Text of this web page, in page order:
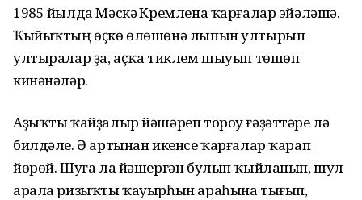
1985 йылда Мәскәү Кремлена ҡарғалар эйәләшә.
Ҡыйыҡтың өҫкө өлөшөнә лыпын ултырып
ултыралар ҙа, аҫҡа тиклем шыуып төшөп
кинәнәләр.
Аҙыҡты ҡайҙалыр йәшәреп тороу ғәҙәттәре лә
билдәле. Ә артынан икенсе ҡарғалар ҡарап
йөрөй. Шуға ла йәшергән булып ҡыйланып, шул
арала ризыҡты ҡауырһын араһына тығып,